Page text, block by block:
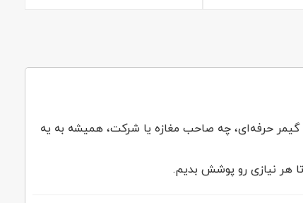
گیمر حرفه‌ای، چه صاحب مغازه یا شرکت، همیشه به یه
هر نیازی رو پوشش بدیم.